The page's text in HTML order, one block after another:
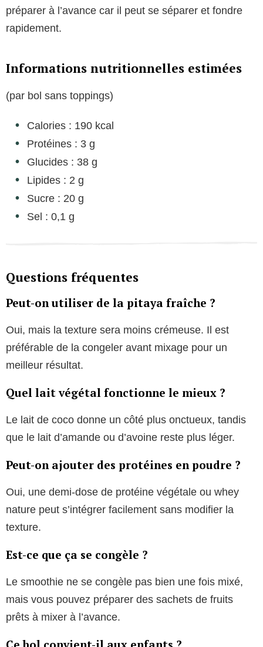
préparer à l’avance car il peut se séparer et fondre
rapidement.
Informations nutritionnelles estimées
(par bol sans toppings)
Calories : 190 kcal
Protéines : 3 g
Glucides : 38 g
Lipides : 2 g
Sucre : 20 g
Sel : 0,1 g
Questions fréquentes
Peut-on utiliser de la pitaya fraîche ?
Oui, mais la texture sera moins crémeuse. Il est
préférable de la congeler avant mixage pour un
meilleur résultat.
Quel lait végétal fonctionne le mieux ?
Le lait de coco donne un côté plus onctueux, tandis
que le lait d’amande ou d’avoine reste plus léger.
Peut-on ajouter des protéines en poudre ?
Oui, une demi-dose de protéine végétale ou whey
nature peut s’intégrer facilement sans modifier la
texture.
Est-ce que ça se congèle ?
Le smoothie ne se congèle pas bien une fois mixé,
mais vous pouvez préparer des sachets de fruits
prêts à mixer à l’avance.